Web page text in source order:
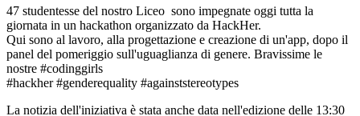
47 studentesse del nostro Liceo sono impegnate oggi tutta la
giornata in un hackathon organizzato da HackHer.
Qui sono al lavoro, alla progettazione e creazione di un'app, dopo il
panel del pomeriggio sull'uguaglianza di genere. Bravissime le
nostre #codinggirls
#hackher #genderequality #againststereotypes
La notizia dell'iniziativa è stata anche data nell'edizione delle 13:30